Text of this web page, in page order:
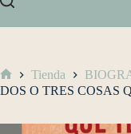
Tienda
DOS O TRES COSAS